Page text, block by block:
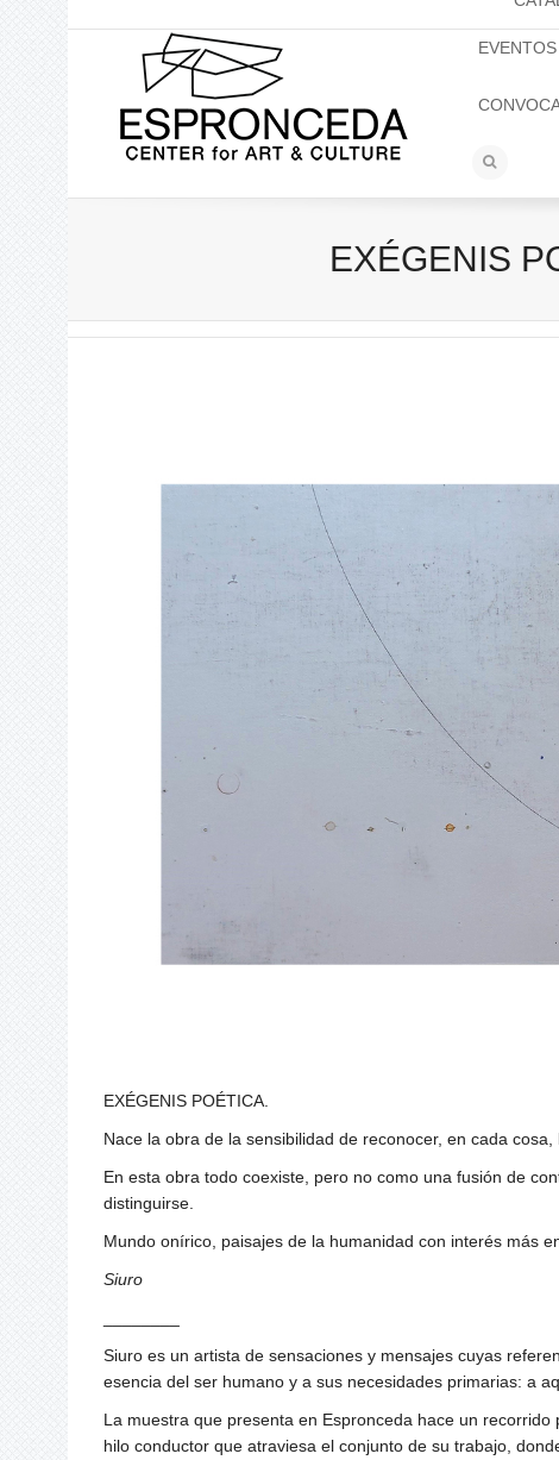
EVENTOS
EXÉGENIS
EXÉGENIS POÉTICA.
Nace la obra de la sensibilidad de reconocer, en cada
En esta obra todo coexiste, pero no como una fusión de
distinguirse.
Mundo onírico, paisajes de la humanidad con interés más
Siuro
Siuro es un artista de sensaciones y mensajes cuyas
esencia del ser humano y a sus necesidades primarias: a
La muestra que presenta en Espronceda hace un
hilo conductor que atraviesa el conjunto de su trabajo,